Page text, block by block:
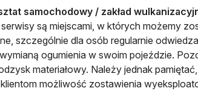
samochodowy / zakład
są miejscami, w których możemy
szczególnie dla osób regularnie
ogumienia w swoim pojeździe.
materiałowy. Należy jednak
możliwość zostawienia